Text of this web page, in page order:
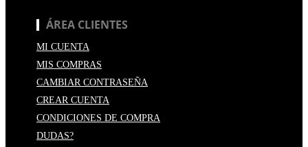
ÁREA CLIENTES
MI CUENTA
MIS COMPRAS
CAMBIAR CONTRASEÑA
CREAR CUENTA
CONDICIONES DE COMPRA
DUDAS?